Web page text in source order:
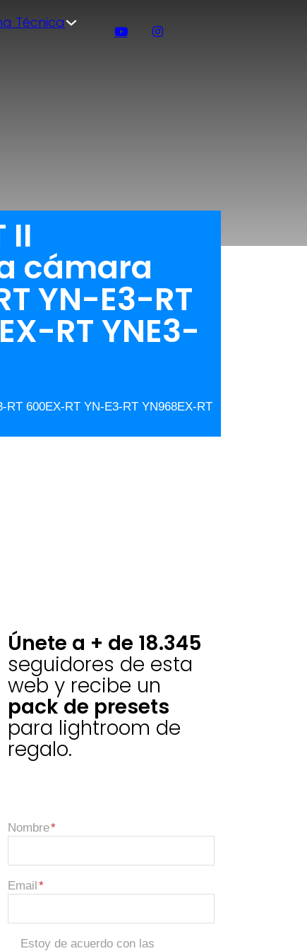
Técnica
II
cámara
YN-E3-RT
RT YNE3-
600EX-RT YN-E3-RT YN968EX-RT
Únete a + de 18.345
seguidores de esta
web y recibe un
pack de presets
para lightroom de
regalo.
Nombre
Email
Estoy de acuerdo con las